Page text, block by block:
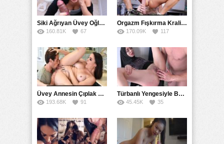
Siki Ağrıyan Üvey Oğlunu Ağzına Boşaltarak İyileştirdi
160.81K 67
Orgazm Fışkırma Kraliçesinin Sikiş Belgeseli
170.09K 117
Üvey Annesin Çıplak Resimlerini Çekerken Amcığa Geldi
193.68K 91
Türbanlı Yengesiyle Banyoda Karşılaşınca Hazırlıksız Sikti
45.45K 35